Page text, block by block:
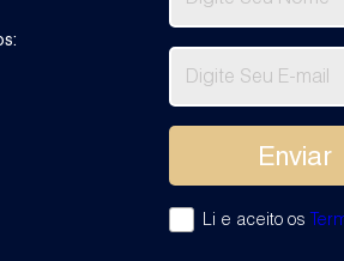
Li e aceito os